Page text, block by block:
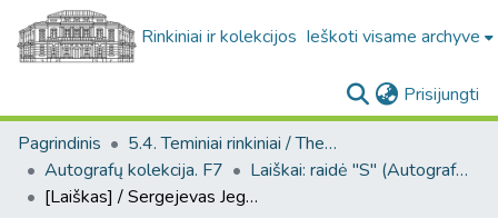
Rinkiniai ir kolekcijos Ieškoti visame archyve
Prisijungti
Pagrindinis
5.4. Teminiai rinkiniai / Thematic collections
Autografų kolekcija. F7
Laiškai: raidė "S" (Autografų kolekcija. F7)
[Laiškas] / Sergejevas Jegoras, valstietis - Tadui Vrublevskiui.